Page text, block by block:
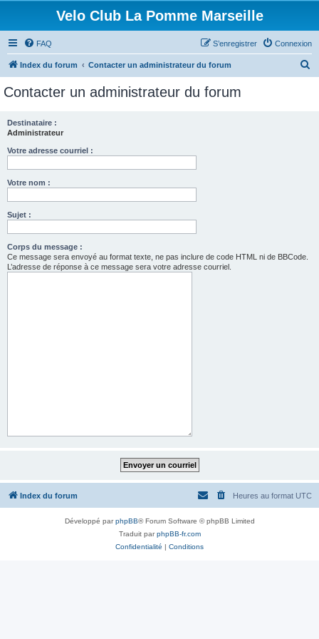
Velo Club La Pomme Marseille
FAQ Connexion
S’enregistrer
Index du forum Contacter un administrateur du forum
Contacter un administrateur du forum
Destinataire :
Administrateur
Votre adresse courriel :
Votre nom :
Sujet :
Corps du message :
Ce message sera envoyé au format texte, ne pas inclure de code HTML ni de BBCode.
L’adresse de réponse à ce message sera votre adresse courriel.
Index du forum Heures au format UTC
Développé parphpBB® Forum Software © phpBB Limited
Traduit parphpBB-fr.com
Confidentialité | Conditions